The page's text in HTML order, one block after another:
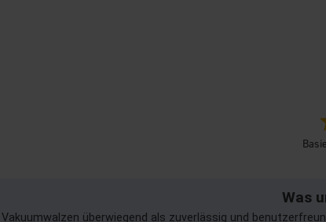
Was
überwiegend als zuverlässig und